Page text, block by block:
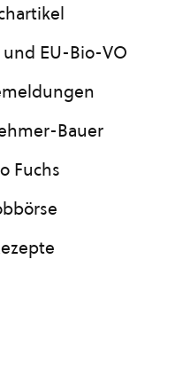
und EU-Bio-VO
Bauer
Fuchs